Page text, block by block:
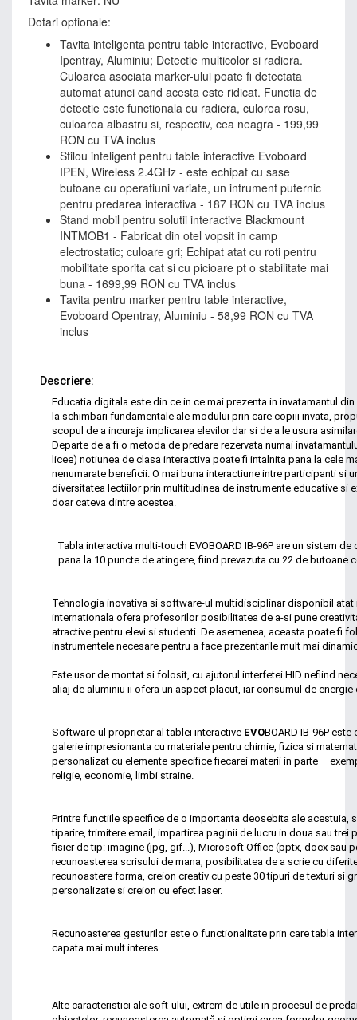
Dotari optionale:
Tavita inteligenta pentru table interactive, Evoboard
Ipentray, Aluminiu; Detectie multicolor si radiera.
Culoarea asociata marker-ului poate fi detectata
automat atunci cand acesta este ridicat. Functia de
detectie este functionala cu radiera, culorea rosu,
culoarea albastru si, respectiv, cea neagra - 199,99
RON cu TVA inclus
Stilou inteligent pentru table interactive Evoboard
IPEN, Wireless 2.4GHz - este echipat cu sase
butoane cu operatiuni variate, un intrument puternic
pentru predarea interactiva - 187 RON cu TVA inclus
Stand mobil pentru solutii interactive Blackmount
INTMOB1 - Fabricat din otel vopsit in camp
electrostatic; culoare gri; Echipat atat cu roti pentru
mobilitate sporita cat si cu picioare pt o stabilitate mai
buna - 1699,99 RON cu TVA inclus
Tavita pentru marker pentru table interactive,
Evoboard Opentray, Aluminiu - 58,99 RON cu TVA
inclus
Descriere:
Educatia digitala este din ce in ce mai prezenta in invatamantul
la schimbari fundamentale ale modului prin care copiii invata,
scopul de a incuraja implicarea elevilor dar si de a le usura
Departe de a fi o metoda de predare rezervata numai
licee) notiunea de clasa interactiva poate fi intalnita pana la cele
nenumarate beneficii. O mai buna interactiune intre participanti si
diversitatea lectiilor prin multitudinea de instrumente educative si
doar cateva dintre acestea.
Tabla interactiva multi-touch EVOBOARD IB-96P are un sistem
pana la 10 puncte de atingere, fiind prevazuta cu 22 de
Tehnologia inovativa si software-ul multidisciplinar disponibil
internationala ofera profesorilor posibilitatea de a-si pune
atractive pentru elevi si studenti.­­ De asemenea, aceasta poate fi
instrumentele necesare pentru a face prezentarile mult mai
Este usor de montat si folosit, cu ajutorul interfetei HID nefiind
aliaj de aluminiu ii ofera un aspect placut, iar consumul de
Software-ul proprietar al tablei interactive EVOBOARD IB-96P
galerie impresionanta cu materiale pentru chimie, fizica si
personalizat cu elemente specifice fiecarei materii in parte –
religie, economie, limbi straine.
Printre functiile specifice de o importanta deosebita ale acestuia,
tiparire, trimitere email, impartirea paginii de lucru in doua sau
fisier de tip: imagine (jpg, gif...), Microsoft Office (pptx, docx sau
recunoasterea scrisului de mana, posibilitatea de a scrie cu
recunoastere forma, creion creativ cu peste 30 tipuri de texturi si
personalizate si creion cu efect laser.
Recunoasterea gesturilor este o functionalitate prin care tabla
capata mai mult interes.
Alte caracteristici ale soft-ului, extrem de utile in procesul de